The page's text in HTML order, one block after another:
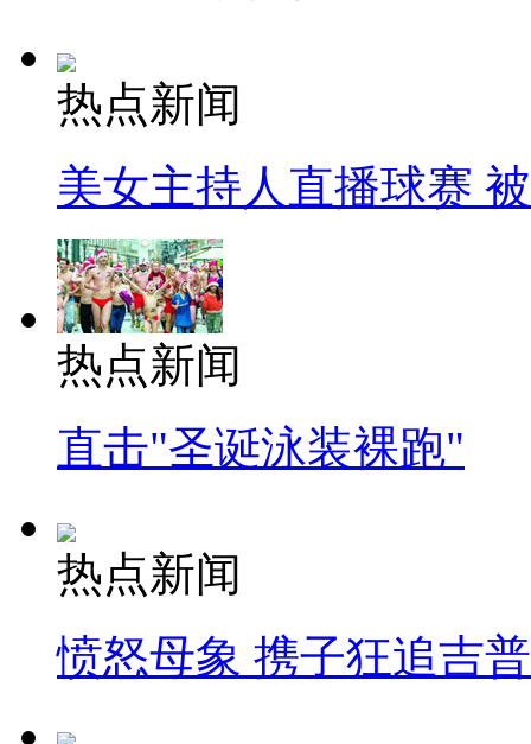
热点新闻
美女主持人直播球赛
热点新闻
直击"圣诞泳装裸跑"
热点新闻
愤怒母象 携子狂追吉